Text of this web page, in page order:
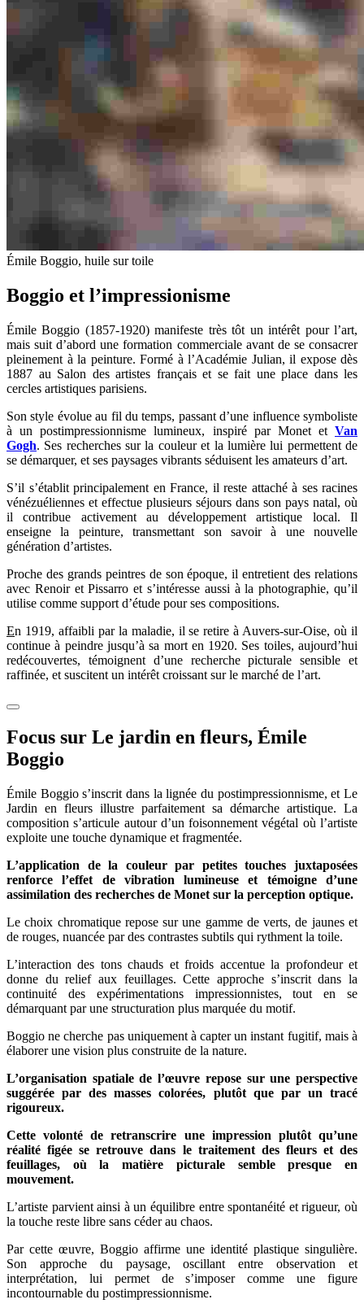
Émile Boggio, huile sur toile
Boggio et l’impressionisme
Émile Boggio (1857-1920) manifeste très tôt un intérêt pour l’art,
mais suit d’abord une formation commerciale avant de se consacrer
pleinement à la peinture. Formé à l’Académie Julian, il expose dès
1887 au Salon des artistes français et se fait une place dans les
cercles artistiques parisiens.
Son style évolue au fil du temps, passant d’une influence symboliste
à un postimpressionnisme lumineux, inspiré par Monet et Van
Gogh. Ses recherches sur la couleur et la lumière lui permettent de
se démarquer, et ses paysages vibrants séduisent les amateurs d’art.
S’il s’établit principalement en France, il reste attaché à ses racines
vénézuéliennes et effectue plusieurs séjours dans son pays natal, où
il contribue activement au développement artistique local. Il
enseigne la peinture, transmettant son savoir à une nouvelle
génération d’artistes.
Proche des grands peintres de son époque, il entretient des relations
avec Renoir et Pissarro et s’intéresse aussi à la photographie, qu’il
utilise comme support d’étude pour ses compositions.
En 1919, affaibli par la maladie, il se retire à Auvers-sur-Oise, où il
continue à peindre jusqu’à sa mort en 1920. Ses toiles, aujourd’hui
redécouvertes, témoignent d’une recherche picturale sensible et
raffinée, et suscitent un intérêt croissant sur le marché de l’art.
Focus sur Le jardin en fleurs, Émile
Boggio
Émile Boggio s’inscrit dans la lignée du postimpressionnisme, et Le
Jardin en fleurs illustre parfaitement sa démarche artistique. La
composition s’articule autour d’un foisonnement végétal où l’artiste
exploite une touche dynamique et fragmentée.
L’application de la couleur par petites touches juxtaposées
renforce l’effet de vibration lumineuse et témoigne d’une
assimilation des recherches de Monet sur la perception optique.
Le choix chromatique repose sur une gamme de verts, de jaunes et
de rouges, nuancée par des contrastes subtils qui rythment la toile.
L’interaction des tons chauds et froids accentue la profondeur et
donne du relief aux feuillages. Cette approche s’inscrit dans la
continuité des expérimentations impressionnistes, tout en se
démarquant par une structuration plus marquée du motif.
Boggio ne cherche pas uniquement à capter un instant fugitif, mais à
élaborer une vision plus construite de la nature.
L’organisation spatiale de l’œuvre repose sur une perspective
suggérée par des masses colorées, plutôt que par un tracé
rigoureux.
Cette volonté de retranscrire une impression plutôt qu’une
réalité figée se retrouve dans le traitement des fleurs et des
feuillages, où la matière picturale semble presque en
mouvement.
L’artiste parvient ainsi à un équilibre entre spontanéité et rigueur, où
la touche reste libre sans céder au chaos.
Par cette œuvre, Boggio affirme une identité plastique singulière.
Son approche du paysage, oscillant entre observation et
interprétation, lui permet de s’imposer comme une figure
incontournable du postimpressionnisme.